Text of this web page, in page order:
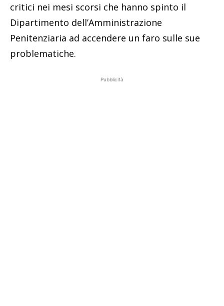
critici nei mesi scorsi che hanno spinto il
Dipartimento dell’Amministrazione
Penitenziaria ad accendere un faro sulle sue
problematiche.
Pubblicità